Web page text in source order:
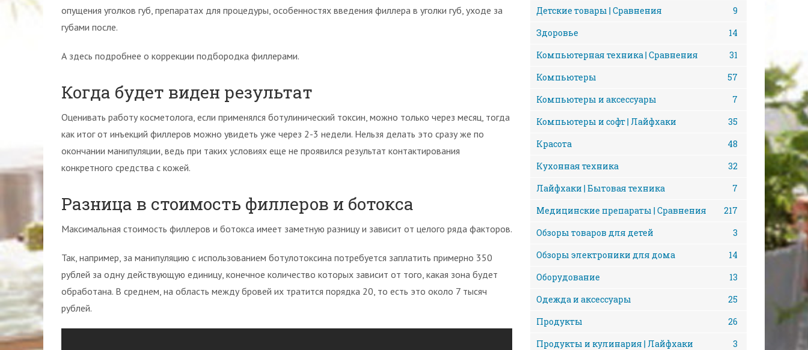
опущения уголков губ, препаратах для процедуры, особенностях введения филлера в уголки губ, уходе за
губами после.
А здесь подробнее о коррекции подбородка филлерами.
Когда будет виден результат
Оценивать работу косметолога, если применялся ботулинический токсин, можно только через месяц, тогда
как итог от инъекций филлеров можно увидеть уже через 2-3 недели. Нельзя делать это сразу же по
окончании манипуляции, ведь при таких условиях еще не проявился результат контактирования
конкретного средства с кожей.
Разница в стоимость филлеров и ботокса
Максимальная стоимость филлеров и ботокса имеет заметную разницу и зависит от целого ряда факторов.
Так, например, за манипуляцию с использованием ботулотоксина потребуется заплатить примерно 350
рублей за одну действующую единицу, конечное количество которых зависит от того, какая зона будет
обработана. В среднем, на область между бровей их тратится порядка 20, то есть это около 7 тысяч
рублей.
Детские товары | Сравнения
9
Здоровье
14
Компьютерная техника | Сравнения
31
Компьютеры
57
Компьютеры и аксессуары
7
Компьютеры и софт | Лайфхаки
35
Красота
48
Кухонная техника
32
Лайфхаки | Бытовая техника
7
Медицинские препараты | Сравнения
217
Обзоры товаров для детей
3
Обзоры электроники для дома
14
Оборудование
13
Одежда и аксессуары
25
Продукты
26
Продукты и кулинария | Лайфхаки
3